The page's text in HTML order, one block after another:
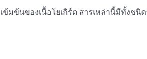
ข้นของเนื้อโยเกิร์ต สารเหล่านี้มีทั้งชนิ